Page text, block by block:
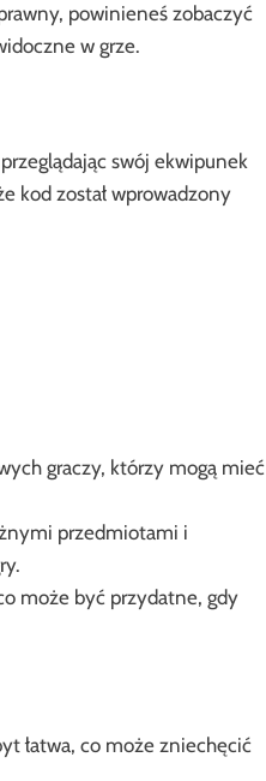
powinieneś zobaczyć
w grze.
swój ekwipunek
kod został wprowadzony
graczy, którzy mogą mieć
przedmiotami i
może być przydatne, gdy
łatwa, co może zniechęcić